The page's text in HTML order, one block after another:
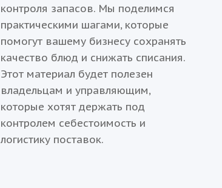
контроля запасов. Мы поделимся
практическими шагами, которые
помогут вашему бизнесу сохранять
качество блюд и снижать списания.
Этот материал будет полезен
владельцам и управляющим,
которые хотят держать под
контролем себестоимость и
логистику поставок.